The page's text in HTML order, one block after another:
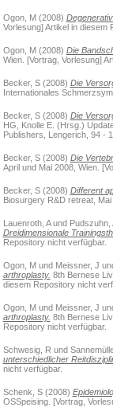
Ogon, M(2008)
Vorlesung] Artikel in diesem
Ogon, M(2008) Die
Wien. [Vortrag, Vorlesung]
Becker, S(2008) Die
Internationales
Becker, S(2008) Die
HG, Knolle E. (Hrsg.)
Publishers, Lengerich, 94 -
Becker, S(2008) Die
April und Mai 2008, Wien.
Becker, S(2008) Different
Biosurgery R&D retreat,
Lauenroth, Aund Pudszuhn,
Dreidimensionale
Repository nicht verfügbar.
Ogon, Mund Meissner, J
arthroplasty. 8th Bernese
diesem Repository nicht
Ogon, Mund Meissner, J
arthroplasty. 8th Bernese
Repository nicht verfügbar.
Schwesig, R und
unterschiedlicher
nicht verfügbar.
Schenk, S(2008)
OSSpeising. [Vortrag,